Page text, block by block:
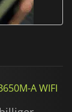
A WIFI